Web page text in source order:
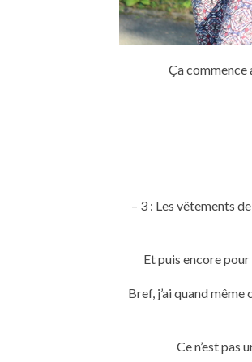
Ça commence
– 3 : Les vêtements
Et puis encore
Bref, j’ai quand
Ce n’est pas